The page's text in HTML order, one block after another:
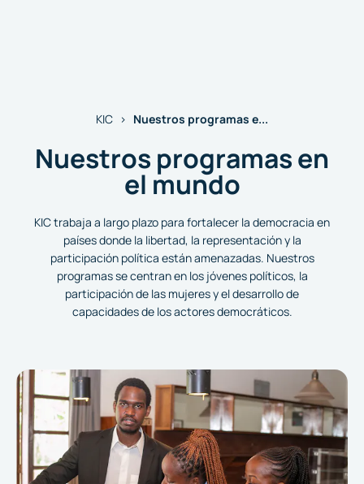
KIC Nuestros programas e...
Nuestros programas en
el mundo
KIC trabaja a largo plazo para fortalecer la democracia en
países donde la libertad, la representación y la
participación política están amenazadas. Nuestros
programas se centran en los jóvenes políticos, la
participación de las mujeres y el desarrollo de
capacidades de los actores democráticos.